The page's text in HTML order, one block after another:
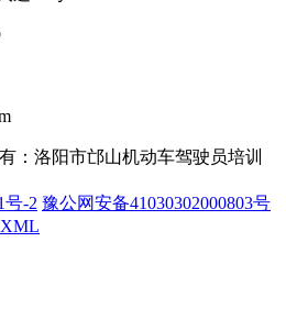
：洛阳市邙山机动车驾驶员培训
号-2 豫公网安备41030302000803号